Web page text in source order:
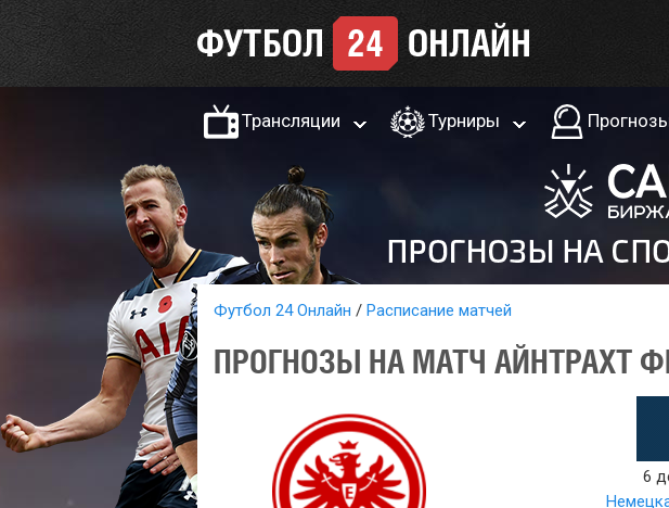
Трансляции Турниры
Футбол 24 Онлайн Расписание матчей
ПРОГНОЗЫ НА МАТЧ АЙНТРАХТ
6